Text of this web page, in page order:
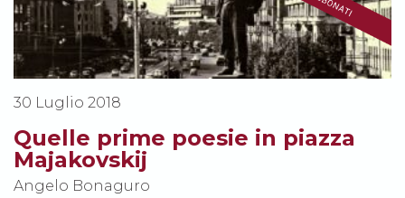
30 Luglio 2018
Quelle prime poesie in piazza
Majakovskij
Angelo Bonaguro